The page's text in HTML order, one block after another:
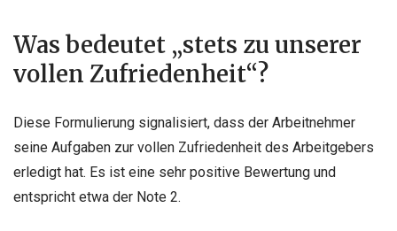
Was bedeutet „stets zu unserer
vollen Zufriedenheit“?
Diese Formulierung signalisiert, dass der Arbeitnehmer
seine Aufgaben zur vollen Zufriedenheit des Arbeitgebers
erledigt hat. Es ist eine sehr positive Bewertung und
entspricht etwa der Note 2.